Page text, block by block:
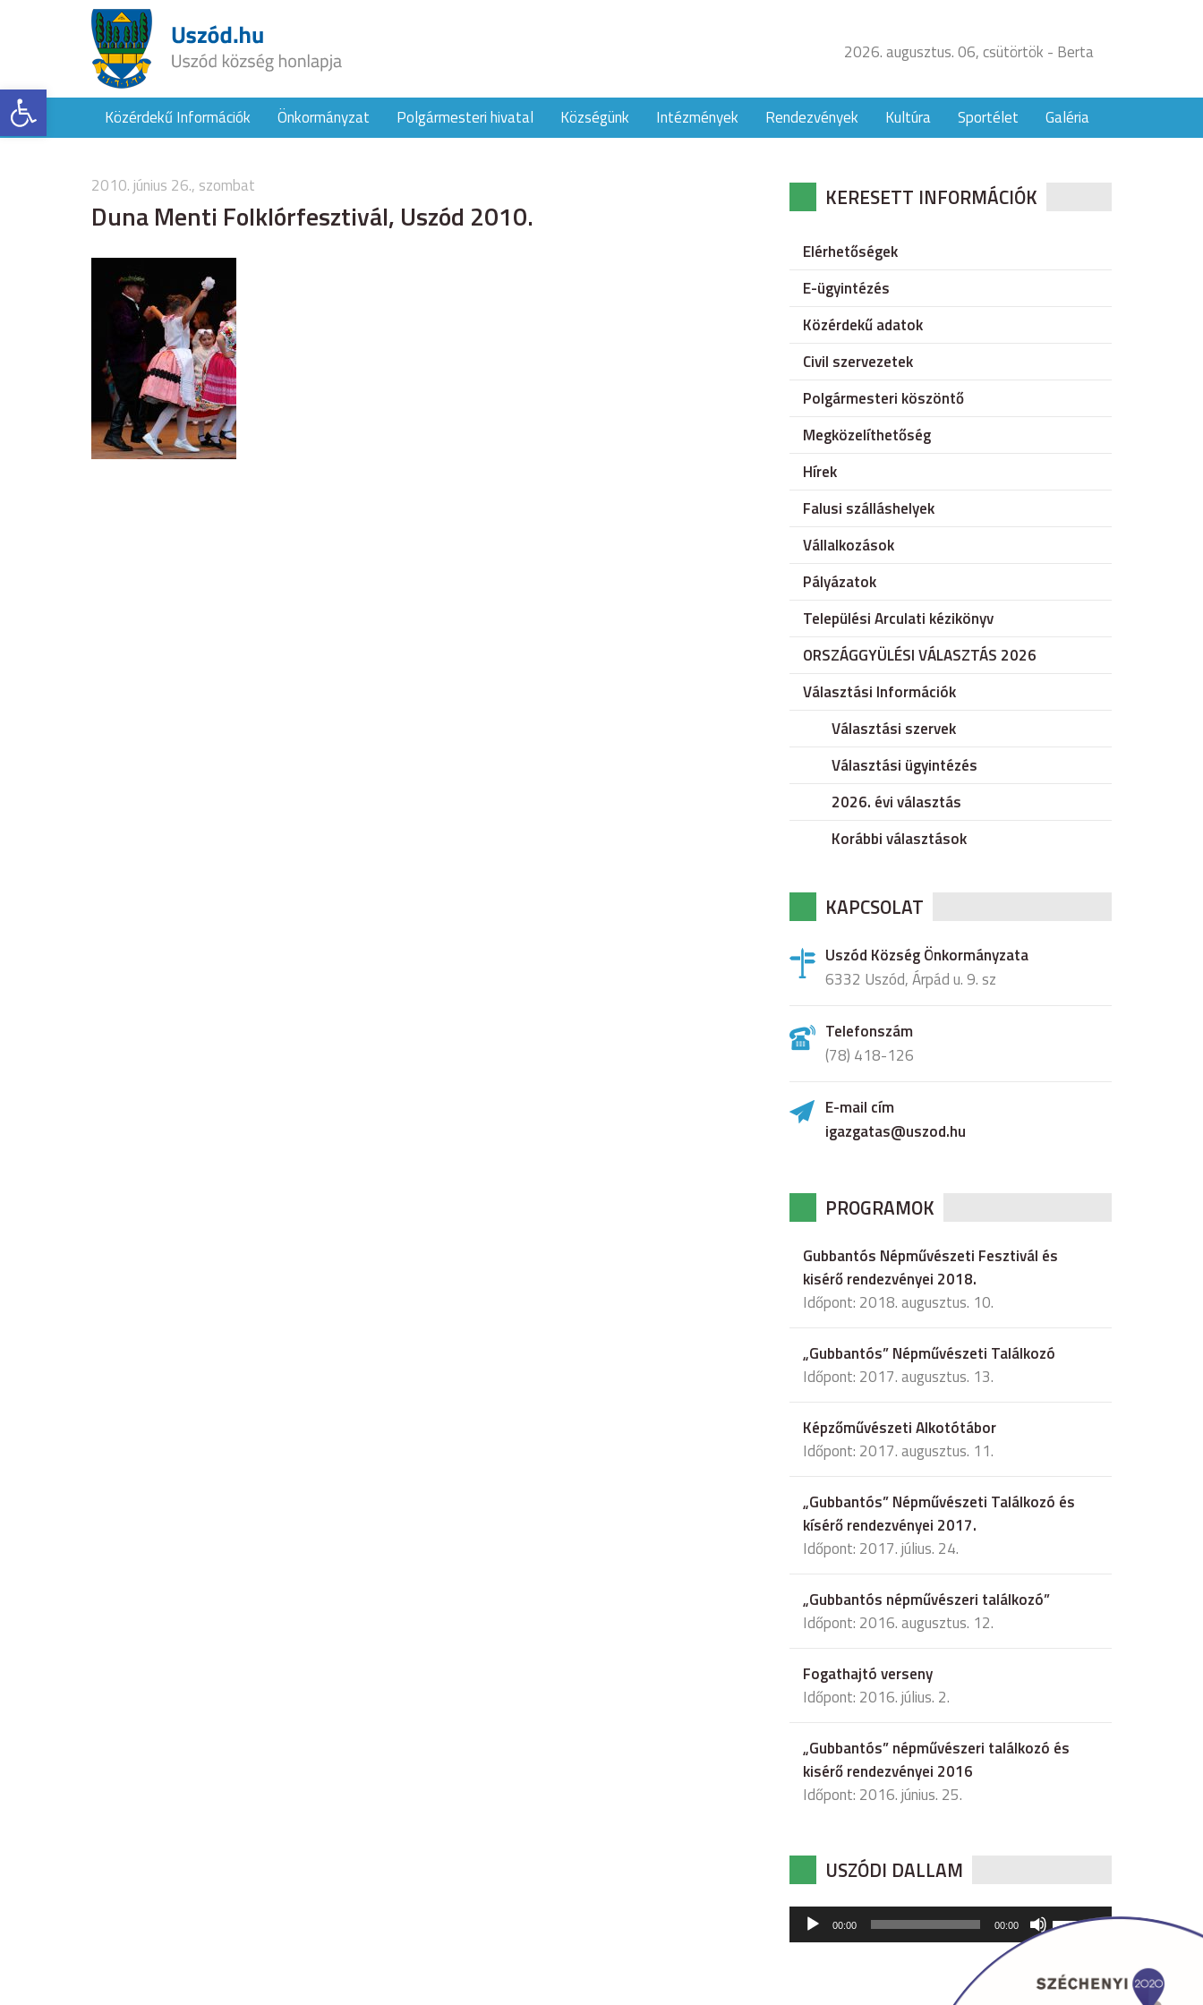
Eszköztár megnyitása
2026. augusztus. 06, csütörtök - Berta
Közérdekű Információk Önkormányzat Polgármesteri hivatal Községünk Intézmények Rendezvények Kultúra Sportélet Galéria
2010. június 26., szombat
Duna Menti Folklórfesztivál, Uszód 2010. KERESETT INFORMÁCIÓK
Elérhetőségek
E-ügyintézés
Közérdekű adatok
Civil szervezetek
Polgármesteri köszöntő
Megközelíthetőség
Hírek
Falusi szálláshelyek
Vállalkozások
Pályázatok
Települési Arculati kézikönyv
ORSZÁGGYÜLÉSI VÁLASZTÁS 2026
Választási Információk
Választási szervek
Választási ügyintézés
2026. évi választás
Korábbi választások
KAPCSOLAT
Uszód Község Önkormányzata
6332 Uszód, Árpád u. 9. sz
Telefonszám
(78) 418-126
E-mail cím
igazgatas@uszod.hu
PROGRAMOK
Gubbantós Népművészeti Fesztivál és
kisérő rendezvényei 2018.
Időpont: 2018. augusztus. 10.
„Gubbantós” Népművészeti Találkozó
Időpont: 2017. augusztus. 13.
Képzőművészeti Alkotótábor
Időpont: 2017. augusztus. 11.
„Gubbantós” Népművészeti Találkozó és
kísérő rendezvényei 2017.
Időpont: 2017. július. 24.
„Gubbantós népművészeri találkozó”
Időpont: 2016. augusztus. 12.
Fogathajtó verseny
Időpont: 2016. július. 2.
„Gubbantós” népművészeri találkozó és
kisérő rendezvényei 2016
Időpont: 2016. június. 25.
USZÓDI DALLAM
Audió
lejátszó
00:00 00:00
hangerő
csökkentéséhez